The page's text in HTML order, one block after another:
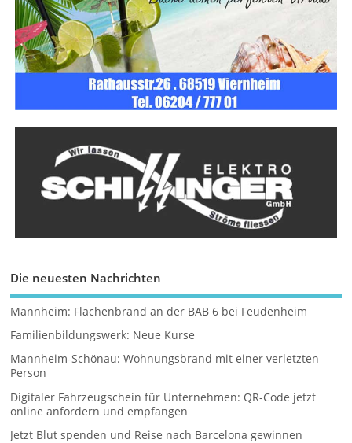
Die neuesten Nachrichten
Mannheim: Flächenbrand an der BAB 6 bei Feudenheim
Familienbildungswerk: Neue Kurse
Mannheim-Schönau: Wohnungsbrand mit einer verletzten
Person
Digitaler Fahrzeugschein für Unternehmen: QR-Code jetzt
online anfordern und empfangen
Jetzt Blut spenden und Reise nach Barcelona gewinnen